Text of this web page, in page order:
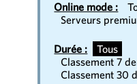
Online mode :
Serveurs
Durée :
Tous
Classement 7
Classement 30